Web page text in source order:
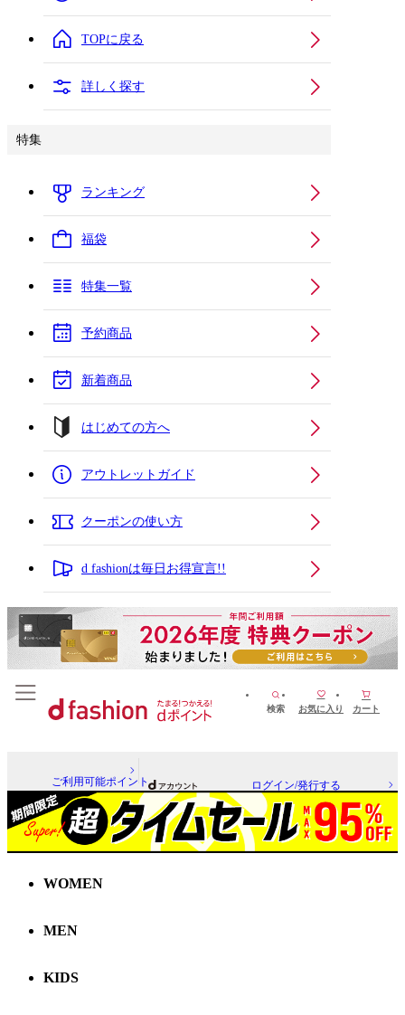
TOPに戻る
詳しく探す
特集
ランキング
福袋
特集一覧
予約商品
新着商品
はじめての方へ
アウトレットガイド
クーポンの使い方
d fashionは毎日お得宣言!!
検索 お気に入り カート
ご利用可能ポイント ログイン/発行する
WOMEN
MEN
KIDS